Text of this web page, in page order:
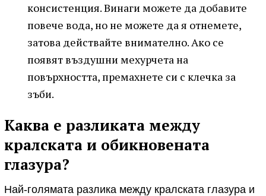
консистенция. Винаги можете да добавите
повече вода, но не можете да я отнемете,
затова действайте внимателно. Ако се
появят въздушни мехурчета на
повърхността, премахнете си с клечка за
зъби.
Каква е разликата между
кралската и обикновената
глазура?
Най-голямата разлика между кралската глазура и